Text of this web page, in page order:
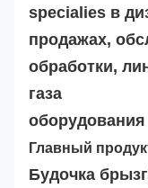
specialies в
продажах,
обработки,
газа
оборудования
Главный
Будочка